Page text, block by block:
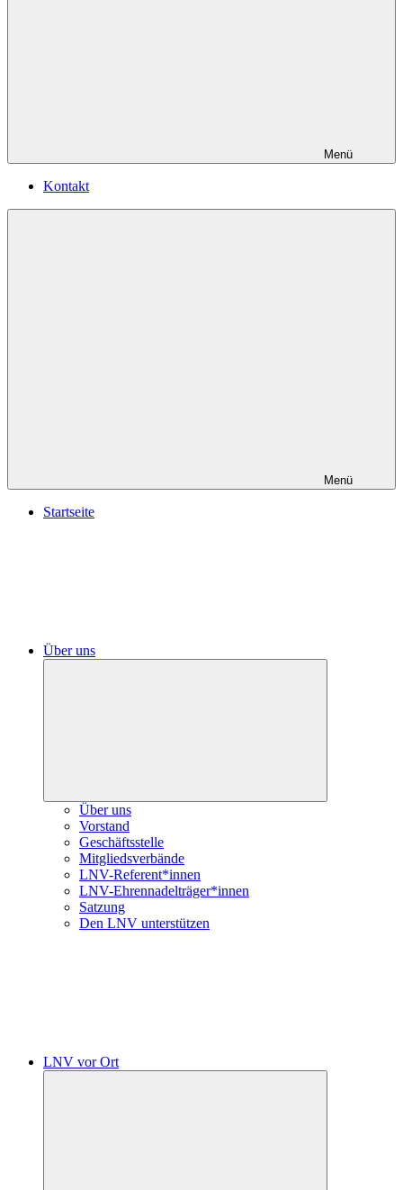
Menü
Kontakt
Menü
Startseite
Über uns
Über uns
Vorstand
Geschäftsstelle
Mitgliedsverbände
LNV-Referent*innen
LNV-Ehrennadelträger*innen
Satzung
Den LNV unterstützen
LNV vor Ort